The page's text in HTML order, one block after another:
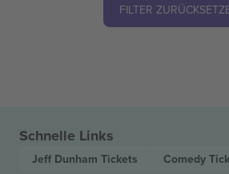
FILTER
Schnelle Links
Jeff Dunham Tickets Comedy